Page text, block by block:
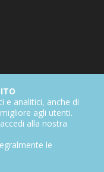
e analitici, anche di
agli utenti.
alla nostra
le